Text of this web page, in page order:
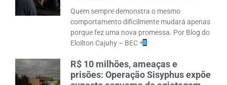
Quem sempre demonstra o mesmo
comportamento dificilmente mudará apenas
porque fez uma nova promessa. Por Blog do
Eloilton Cajuhy – BEC
R$ 10 milhões, ameaças e
prisões: Operação Sisyphus expõe